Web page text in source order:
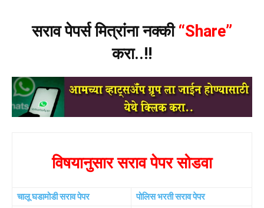
सराव पेपर्स मित्रांना नक्की“Share”
करा..!!
विषयानुसार सराव पेपर सोडवा
चालू घडामोडी सराव पेपर
पोलिस भरती सराव पेपर